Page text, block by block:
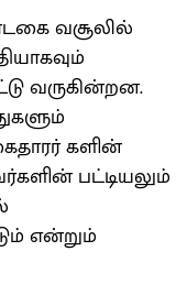
வசூலில்
வருகின்றன.
களின்
பட்டியலும்
என்றும்